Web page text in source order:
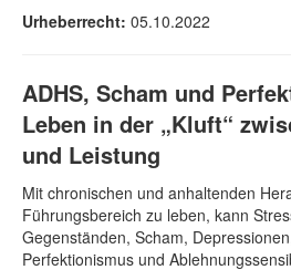
Urheberrecht: 05.10.2022
ADHS, Scham und
Leben in der „Kluft“
und Leistung
Mit chronischen und anhaltenden
Führungsbereich zu leben, kann
Gegenständen, Scham,
Perfektionismus und